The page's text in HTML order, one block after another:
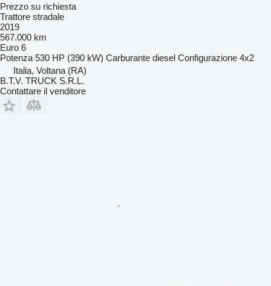
Prezzo su richiesta
Trattore stradale
2019
567.000 km
Euro 6
Potenza 530 HP (390 kW) Carburante diesel Configurazione 4x2
Italia, Voltana (RA)
B.T.V. TRUCK S.R.L.
Contattare il venditore